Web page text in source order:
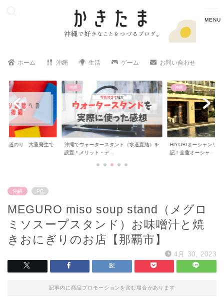
ホーム 沖縄 生活 ゲーム お問い合わせ
タンド（水道直結）を
沖縄
HIYORIオーシャンリゾート沖縄の宿泊
記！全室オーシャ...
生活
パイナップル豆乳ロー
使い方は？実際に使...
沖縄 PR
MEGURO miso soup stand（メグロ
ミソスープスタンド）お味噌汁と焼
きおにぎりのお店【那覇市】
4月 30, 2023
記事内に商品プロモーションを含む場合があります